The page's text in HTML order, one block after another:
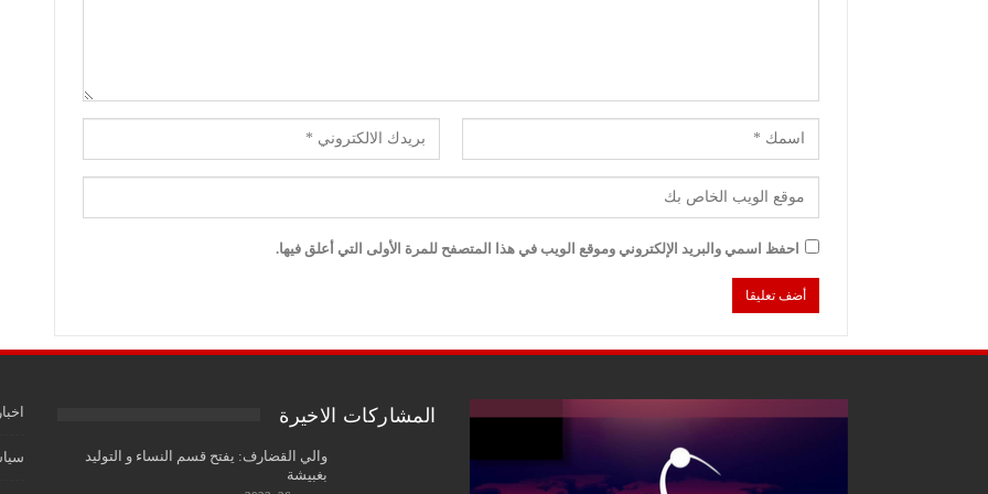
احفظ اسمي والبريد الإلكتروني وموقع الويب في هذا المتصفح للمرة الأولى التي أعلق فيها.
المشاركات الاخيرة
والي القضارف: يفتح قسم النساء و التوليد
بغبيشة
اخبار